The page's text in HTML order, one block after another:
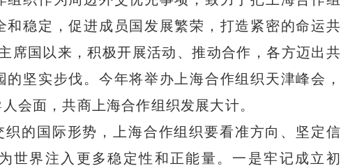
和稳定，促进成员国发展繁荣，打造紧密的命运共
席国以来，积极开展活动、推动合作，各方迈出共
坚实步伐。今年将举办上海合作组织天津峰会，
会面，共商上海合作组织发展大计。
的国际形势，上海合作组织要看准方向、坚定信
世界注入更多稳定性和正能量。一是牢记成立初